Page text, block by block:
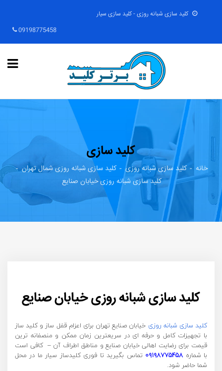
کلید سازی شبانه روزی - کلید سازی سیار
09198775458
کلید سازی
خانه کلید سازی شبانه روزی
کلید سازی شبانه روزی شمال تهران
کلید سازی شبانه روزی خیابان صنایع
کلید سازی شبانه روزی خیابان صنایع
کلید سازی شبانه روزی خیابان صنایع تهران برای اعزام قفل ساز و کلید ساز
با تجهیزات کامل و حرفه ای در سریعترین زمان ممکن و منصفانه ترین
قیمت برای رضایت اهالی خیابان صنایع و مناطق اطراف آن – کافی است
با شماره۰۹۱۹۸۷۷۵۴۵۸ تماس بگیرید تا فوری کلیدساز سیار ما در محل
شما حاضر شود.